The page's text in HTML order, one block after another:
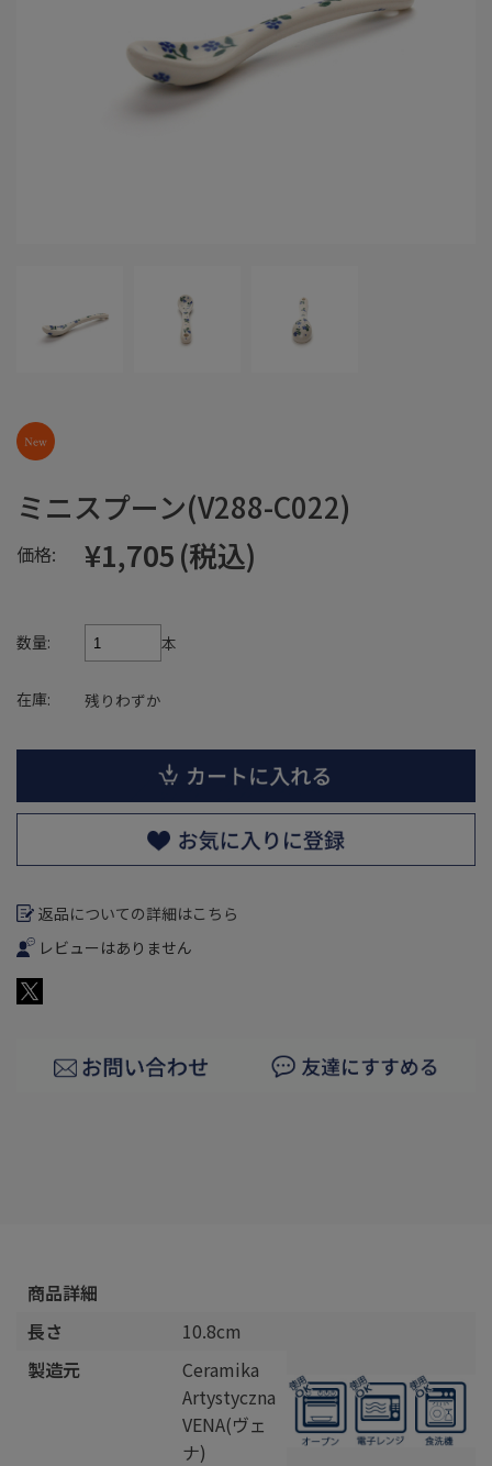
ミニスプーン(V288-C022)
価格: ¥1,705(税込)
数量: 本
在庫: 残りわずか
返品についての詳細はこちら
レビューはありません
商品詳細
長さ
10.8cm
製造元
Ceramika
Artystyczna
VENA(ヴェ
ナ)